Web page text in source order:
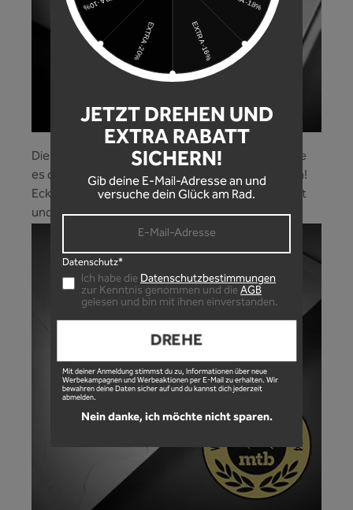
Die präzisen Formcuts der Rahmenschutzfolie, die
es dir ermöglichen jede Rahmenform zu schützen!
Ecken und Kanten werden mit Leichtigkeit beklebt
und dein Bike optimal geschützt!
JETZT DREHEN UND
EXTRA RABATT
SICHERN!
Gib deine E-Mail-Adresse an und
versuche dein Glück am Rad.
Datenschutz*
Ich habe die Datenschutzbestimmungen
zur Kenntnis genommen und die AGB
gelesen und bin mit ihnen einverstanden.
DREHE
Mit deiner Anmeldung stimmst du zu, Informationen über neue
Werbekampagnen und Werbeaktionen per E-Mail zu erhalten. Wir
bewahren deine Daten sicher auf und du kannst dich jederzeit
abmelden.
Nein danke, ich möchte nicht sparen.